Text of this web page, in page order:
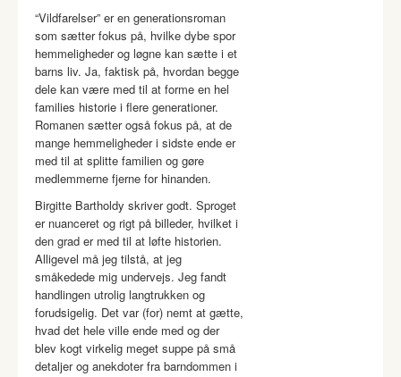
“Vildfarelser” er en generationsroman
som sætter fokus på, hvilke dybe spor
hemmeligheder og løgne kan sætte i et
barns liv. Ja, faktisk på, hvordan begge
dele kan være med til at forme en hel
families historie i flere generationer.
Romanen sætter også fokus på, at de
mange hemmeligheder i sidste ende er
med til at splitte familien og gøre
medlemmerne fjerne for hinanden.
Birgitte Bartholdy skriver godt. Sproget
er nuanceret og rigt på billeder, hvilket i
den grad er med til at løfte historien.
Alligevel må jeg tilstå, at jeg
småkedede mig undervejs. Jeg fandt
handlingen utrolig langtrukken og
forudsigelig. Det var (for) nemt at gætte,
hvad det hele ville ende med og der
blev kogt virkelig meget suppe på små
detaljer og anekdoter fra barndommen i